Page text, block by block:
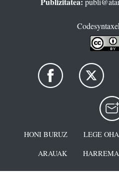
HONI BURUZ LEGE
ARAUAK